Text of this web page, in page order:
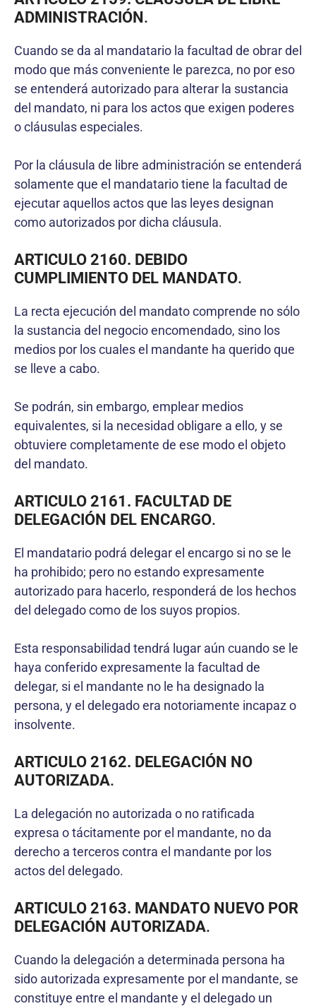
ADMINISTRACIÓN.
Cuando se da al mandatario la facultad de obrar del
modo que más conveniente le parezca, no por eso
se entenderá autorizado para alterar la sustancia
del mandato, ni para los actos que exigen poderes
o cláusulas especiales.
Por la cláusula de libre administración se entenderá
solamente que el mandatario tiene la facultad de
ejecutar aquellos actos que las leyes designan
como autorizados por dicha cláusula.
ARTICULO 2160. DEBIDO
CUMPLIMIENTO DEL MANDATO.
La recta ejecución del mandato comprende no sólo
la sustancia del negocio encomendado, sino los
medios por los cuales el mandante ha querido que
se lleve a cabo.
Se podrán, sin embargo, emplear medios
equivalentes, si la necesidad obligare a ello, y se
obtuviere completamente de ese modo el objeto
del mandato.
ARTICULO 2161. FACULTAD DE
DELEGACIÓN DEL ENCARGO.
El mandatario podrá delegar el encargo si no se le
ha prohibido; pero no estando expresamente
autorizado para hacerlo, responderá de los hechos
del delegado como de los suyos propios.
Esta responsabilidad tendrá lugar aún cuando se le
haya conferido expresamente la facultad de
delegar, si el mandante no le ha designado la
persona, y el delegado era notoriamente incapaz o
insolvente.
ARTICULO 2162. DELEGACIÓN NO
AUTORIZADA.
La delegación no autorizada o no ratificada
expresa o tácitamente por el mandante, no da
derecho a terceros contra el mandante por los
actos del delegado.
ARTICULO 2163. MANDATO NUEVO POR
DELEGACIÓN AUTORIZADA.
Cuando la delegación a determinada persona ha
sido autorizada expresamente por el mandante, se
constituye entre el mandante y el delegado un